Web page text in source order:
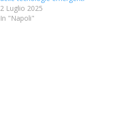
2 Luglio 2025
In "Napoli"